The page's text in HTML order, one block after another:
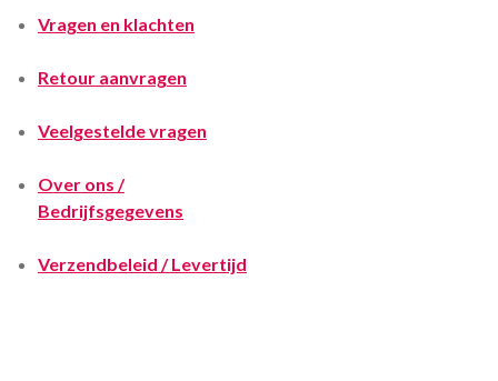
Vragen en klachten
Retour aanvragen
Veelgestelde vragen
Over ons /
Bedrijfsgegevens
Verzendbeleid / Levertijd